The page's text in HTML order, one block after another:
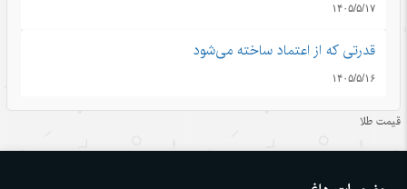
۱۴۰۵/۵/۱۷
قدرتی که از اعتماد ساخته می‌شود
۱۴۰۵/۵/۱۶
اندیشه‌های کلاسیک چین قسمت دوم: رشد و بالندگی همراه باقیمت طلا